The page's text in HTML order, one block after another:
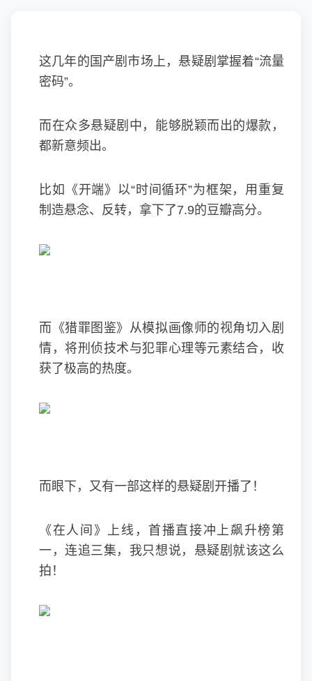
这几年的国产剧市场上，悬疑剧掌握着“流量
密码”。
而在众多悬疑剧中，能够脱颖而出的爆款，
都新意频出。
比如《开端》以“时间循环”为框架，用重复
制造悬念、反转，拿下了7.9的豆瓣高分。
而《猎罪图鉴》从模拟画像师的视角切入剧
情，将刑侦技术与犯罪心理等元素结合，收
获了极高的热度。
而眼下，又有一部这样的悬疑剧开播了！
《在人间》上线，首播直接冲上飙升榜第
一，连追三集，我只想说，悬疑剧就该这么
拍！